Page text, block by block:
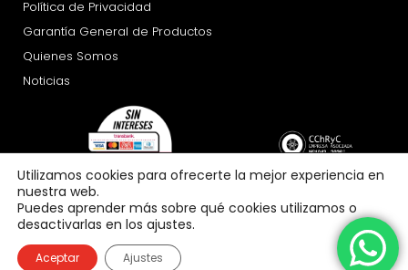
Política de Privacidad
Garantía General de Productos
Quienes Somos
Noticias
Utilizamos cookies para ofrecerte la mejor experiencia en
nuestra web.
Puedes aprender más sobre qué cookies utilizamos o
desactivarlas en los ajustes.
Aceptar Ajustes